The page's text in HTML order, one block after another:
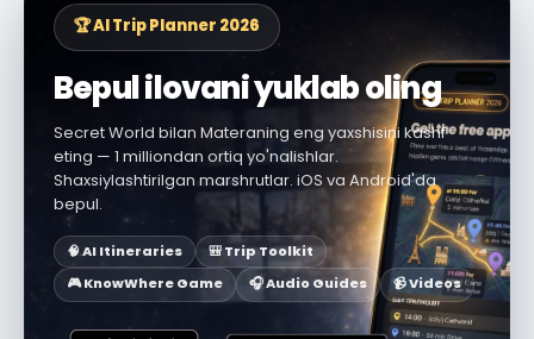
🏆 AI Trip Planner 2026
Bepul ilovani yuklab oling
Secret World bilan Materaning eng yaxshisini kashf
eting — 1 milliondan ortiq yo'nalishlar.
Shaxsiylashtirilgan marshrutlar. iOS va Android'da
bepul.
🧠 AI Itineraries
🎒 Trip Toolkit
🎮 KnowWhere Game
🎧 Audio Guides 📹 Videos